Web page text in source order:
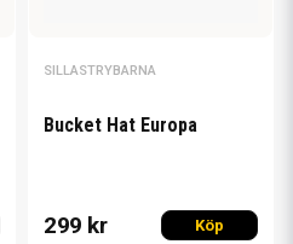
SILLASTRYBARNA
Bucket Hat Europa
299 kr Köp